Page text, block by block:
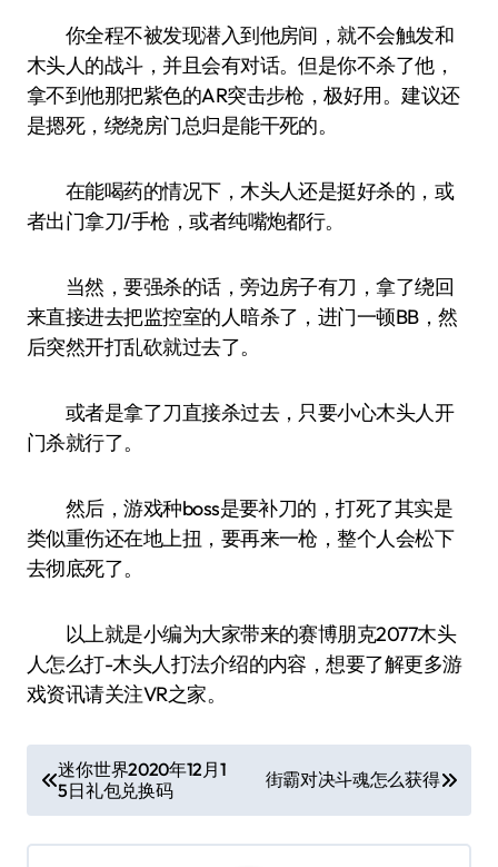
你全程不被发现潜入到他房间，就不会触发和
木头人的战斗，并且会有对话。但是你不杀了他，
拿不到他那把紫色的AR突击步枪，极好用。建议还
是摁死，绕绕房门总归是能干死的。
在能喝药的情况下，木头人还是挺好杀的，或
者出门拿刀/手枪，或者纯嘴炮都行。
当然，要强杀的话，旁边房子有刀，拿了绕回
来直接进去把监控室的人暗杀了，进门一顿BB，然
后突然开打乱砍就过去了。
或者是拿了刀直接杀过去，只要小心木头人开
门杀就行了。
然后，游戏种boss是要补刀的，打死了其实是
类似重伤还在地上扭，要再来一枪，整个人会松下
去彻底死了。
以上就是小编为大家带来的赛博朋克2077木头
人怎么打-木头人打法介绍的内容，想要了解更多游
戏资讯请关注VR之家。
章
导
迷你世界2020年12月1
5日礼包兑换码
街霸对决斗魂怎么获得